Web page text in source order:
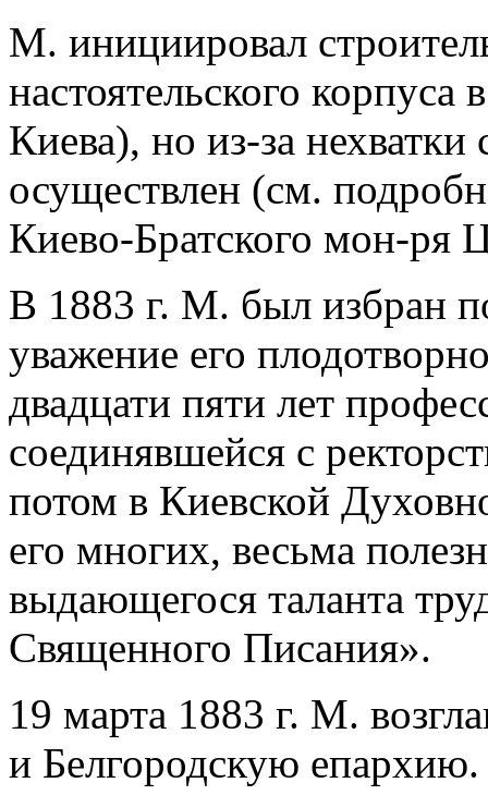
М. инициировал
настоятельского
Киева), но из-за
осуществлен (см.
Киево-Братского мон-ря
В 1883 г. М. был избран
уважение его
двадцати пяти лет
соединявшейся с
потом в Киевской
его многих, весьма
выдающегося таланта
Священного Писания».
19 марта 1883 г. М.
и Белгородскую